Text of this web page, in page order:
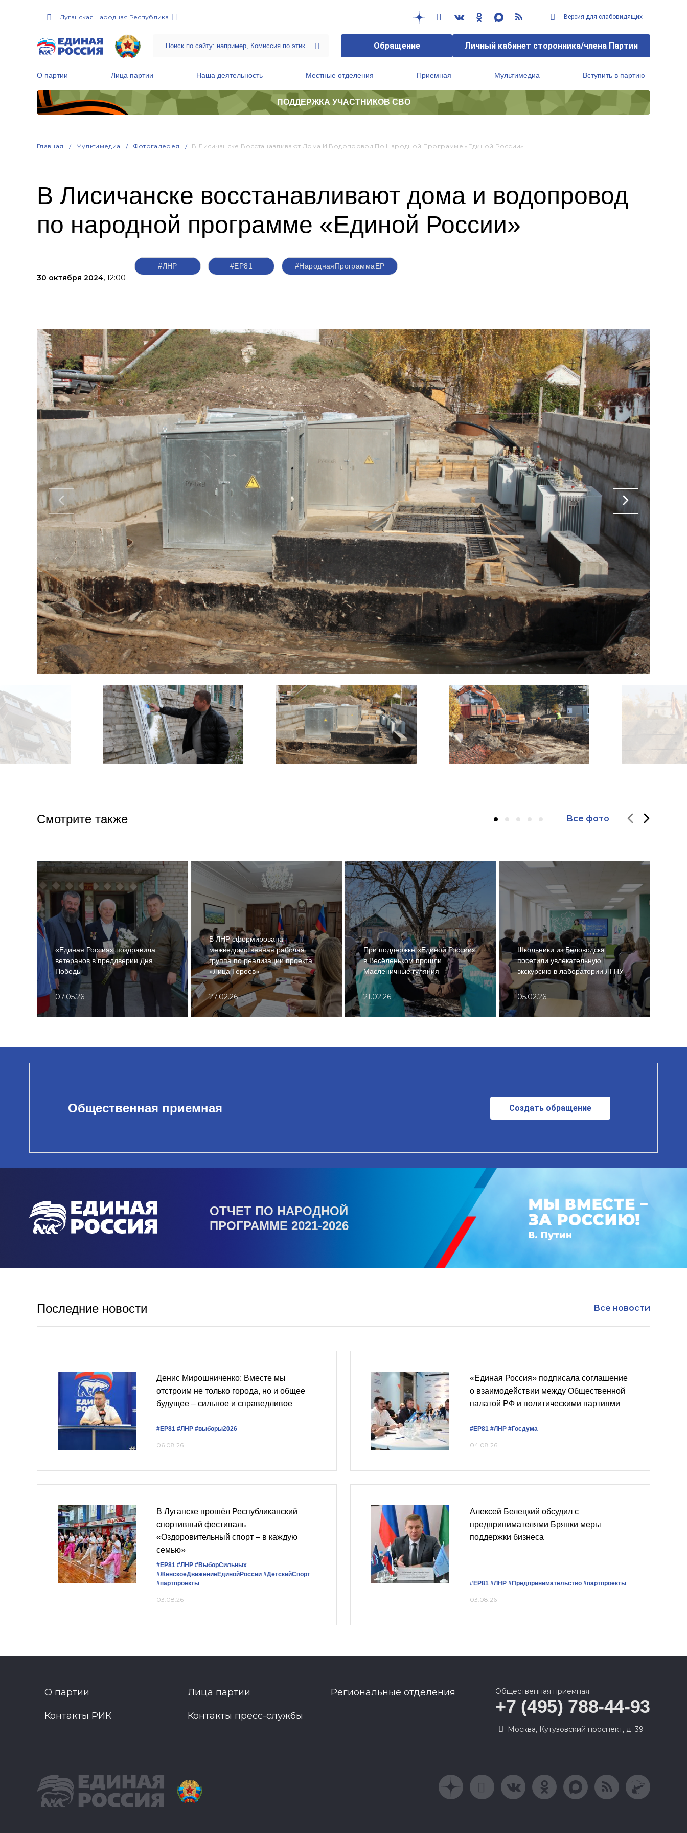
Луганская Народная Республика Версия для слабовидящих
Обращение Личный кабинет сторонника/члена Партии
О партии Лица партии Наша деятельность Местные отделения Приемная Мультимедиа Вступить в партию
ПОДДЕРЖКА УЧАСТНИКОВ СВО
Главная Мультимедиа Фотогалерея В Лисичанске Восстанавливают Дома И Водопровод По Народной Программе «Единой России»
В Лисичанске восстанавливают дома и водопровод
по народной программе «Единой России»
30 октября 2024, 12:00
#ЛНР #ЕР81 #НароднаяПрограммаЕР
Смотрите также Все фото
«Единая Россия» поздравила
ветеранов в преддверии Дня
Победы
07.05.26
В ЛНР сформирована
межведомственная рабочая
группа по реализации проекта
«Лица Героев»
27.02.26
При поддержке «Единой России»
в Весёленьком прошли
Масленичные гуляния
21.02.26
Школьники из Беловодска
посетили увлекательную
экскурсию в лаборатории ЛГПУ
05.02.26
Общественная приемная Создать обращение
ОТЧЕТ ПО НАРОДНОЙ
ПРОГРАММЕ 2021-2026
Последние новости Все новости
Денис Мирошниченко: Вместе мы
отстроим не только города, но и общее
будущее – сильное и справедливое
#ЕР81 #ЛНР #выборы2026
06.08.26
«Единая Россия» подписала соглашение
о взаимодействии между Общественной
палатой РФ и политическими партиями
#ЕР81 #ЛНР #Госдума
04.08.26
В Луганске прошёл Республиканский
спортивный фестиваль
«Оздоровительный спорт – в каждую
семью»
#ЕР81 #ЛНР #ВыборСильных
#ЖенскоеДвижениеЕдинойРоссии #ДетскийСпорт
#партпроекты
03.08.26
Алексей Белецкий обсудил с
предпринимателями Брянки меры
поддержки бизнеса
#ЕР81 #ЛНР #Предпринимательство #партпроекты
03.08.26
О партии Лица партии Региональные отделения
Контакты РИК Контакты пресс-службы
Общественная приемная
+7 (495) 788-44-93
Москва, Кутузовский проспект, д. 39